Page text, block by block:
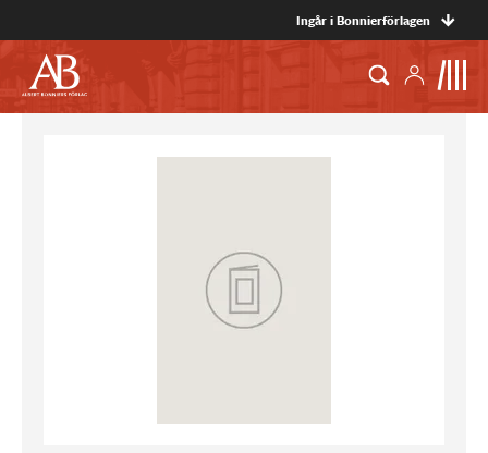
Ingår i Bonnierförlagen